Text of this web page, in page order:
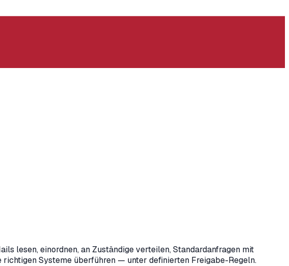
lesen, einordnen, an Zuständige verteilen, Standardanfragen mit
Systeme überführen — unter definierten Freigabe-Regeln.